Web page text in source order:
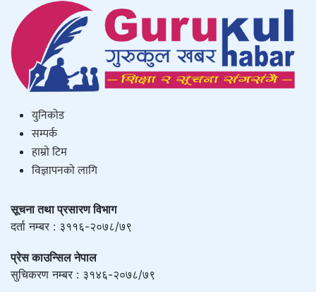
युनिकाेड
सम्पर्क
हाम्राे टिम
विज्ञापनको लागि
सूचना तथा प्रसारण विभाग
दर्ता नम्बर : ३११६-२०७८/७९
प्रेस काउन्सिल नेपाल
सुचिकरण नम्बर : ३१४६-२०७८/७९